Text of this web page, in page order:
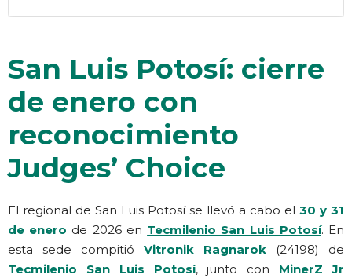
San Luis Potosí: cierre
de enero con
reconocimiento
Judges’ Choice
El regional de San Luis Potosí se llevó a cabo el 30 y 31
de enero de 2026 en Tecmilenio San Luis Potosí. En
esta sede compitió Vitronik Ragnarok (24198) de
Tecmilenio San Luis Potosí, junto con MinerZ Jr